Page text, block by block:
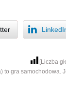
[Liczba
to gra